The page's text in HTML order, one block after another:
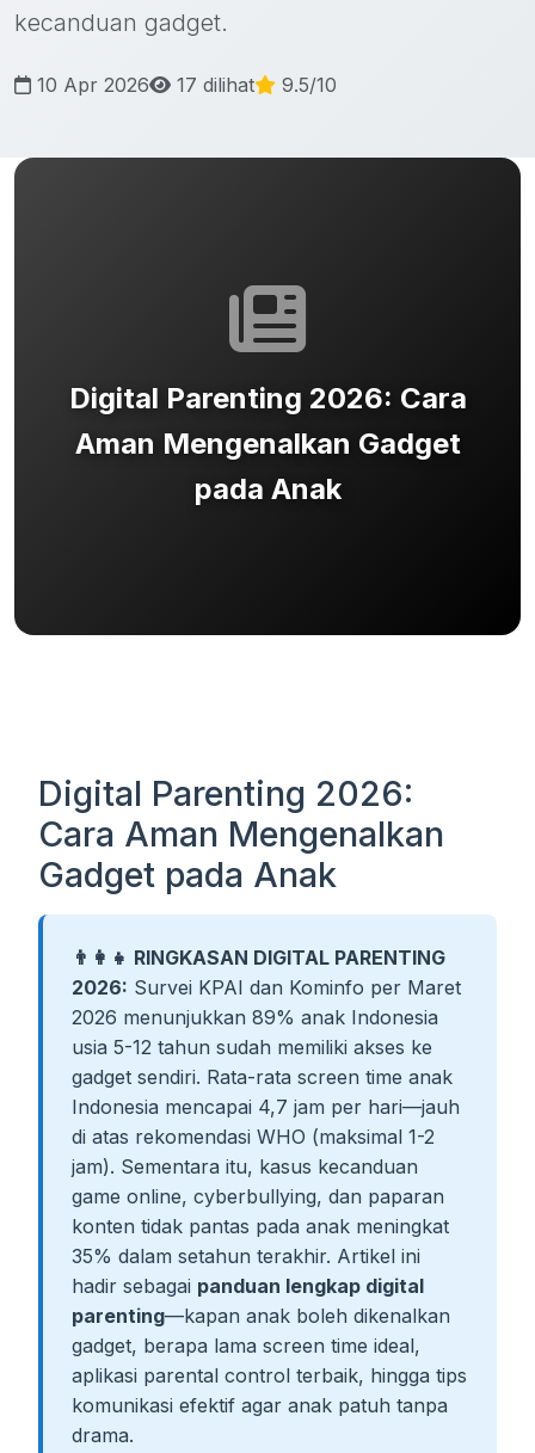
kecanduan gadget.
10 Apr 2026 17 dilihat 9.5/10
Digital Parenting 2026: Cara
Aman Mengenalkan Gadget
pada Anak
Digital Parenting 2026:
Cara Aman Mengenalkan
Gadget pada Anak
👨‍👩‍👧 RINGKASAN DIGITAL PARENTING
2026: Survei KPAI dan Kominfo per Maret
2026 menunjukkan 89% anak Indonesia
usia 5-12 tahun sudah memiliki akses ke
gadget sendiri. Rata-rata screen time anak
Indonesia mencapai 4,7 jam per hari—jauh
di atas rekomendasi WHO (maksimal 1-2
jam). Sementara itu, kasus kecanduan
game online, cyberbullying, dan paparan
konten tidak pantas pada anak meningkat
35% dalam setahun terakhir. Artikel ini
hadir sebagai panduan lengkap digital
parenting—kapan anak boleh dikenalkan
gadget, berapa lama screen time ideal,
aplikasi parental control terbaik, hingga tips
komunikasi efektif agar anak patuh tanpa
drama.